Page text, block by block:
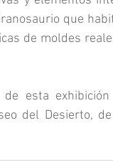
que
de moldes
esta
del Desierto,